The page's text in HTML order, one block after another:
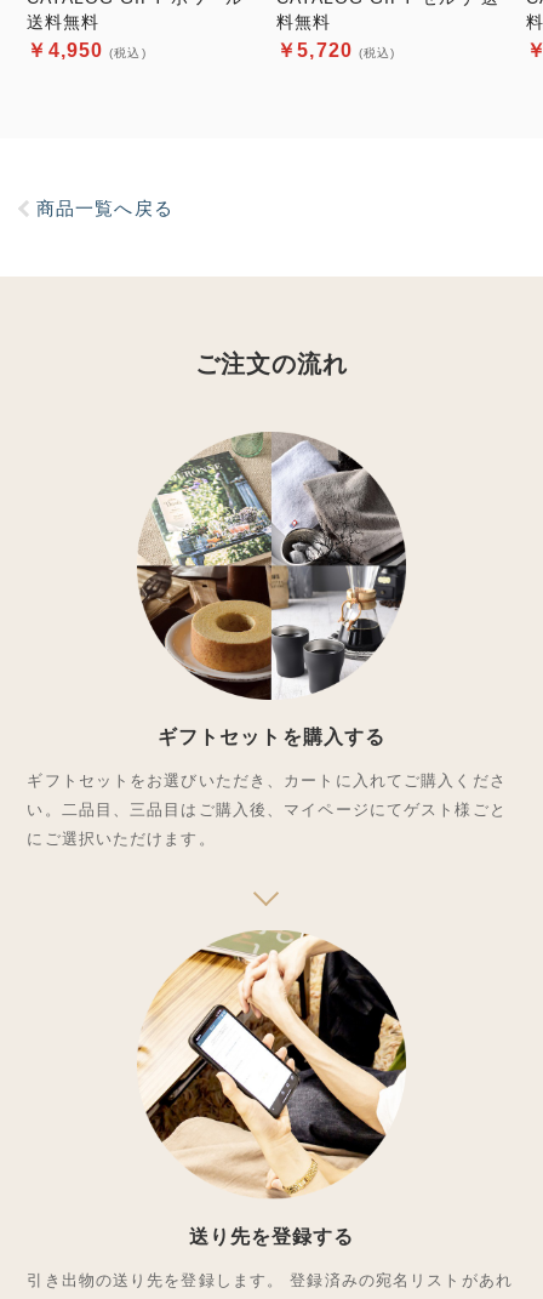
送料無料
￥4,950 (税込)
料無料
￥5,720 (税込)
商品一覧へ戻る
ご注文の流れ
ギフトセットを購入する
ギフトセットをお選びいただき、カートに入れてご購入くださ
い。二品目、三品目はご購入後、マイページにてゲスト様ごと
にご選択いただけます。
送り先を登録する
引き出物の送り先を登録します。 登録済みの宛名リストがあれ